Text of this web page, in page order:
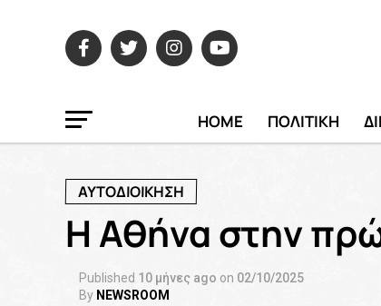
HOME ΠΟΛΙΤΙΚΗ
ΑΥΤΟΔΙΟΙΚΗΣΗ
Η Αθήνα στην
Published 10 μήνες ago on 02/10/2025
By NEWSROOM